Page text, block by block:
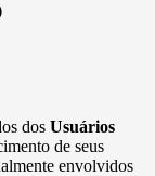
dos Usuários
de seus
envolvidos